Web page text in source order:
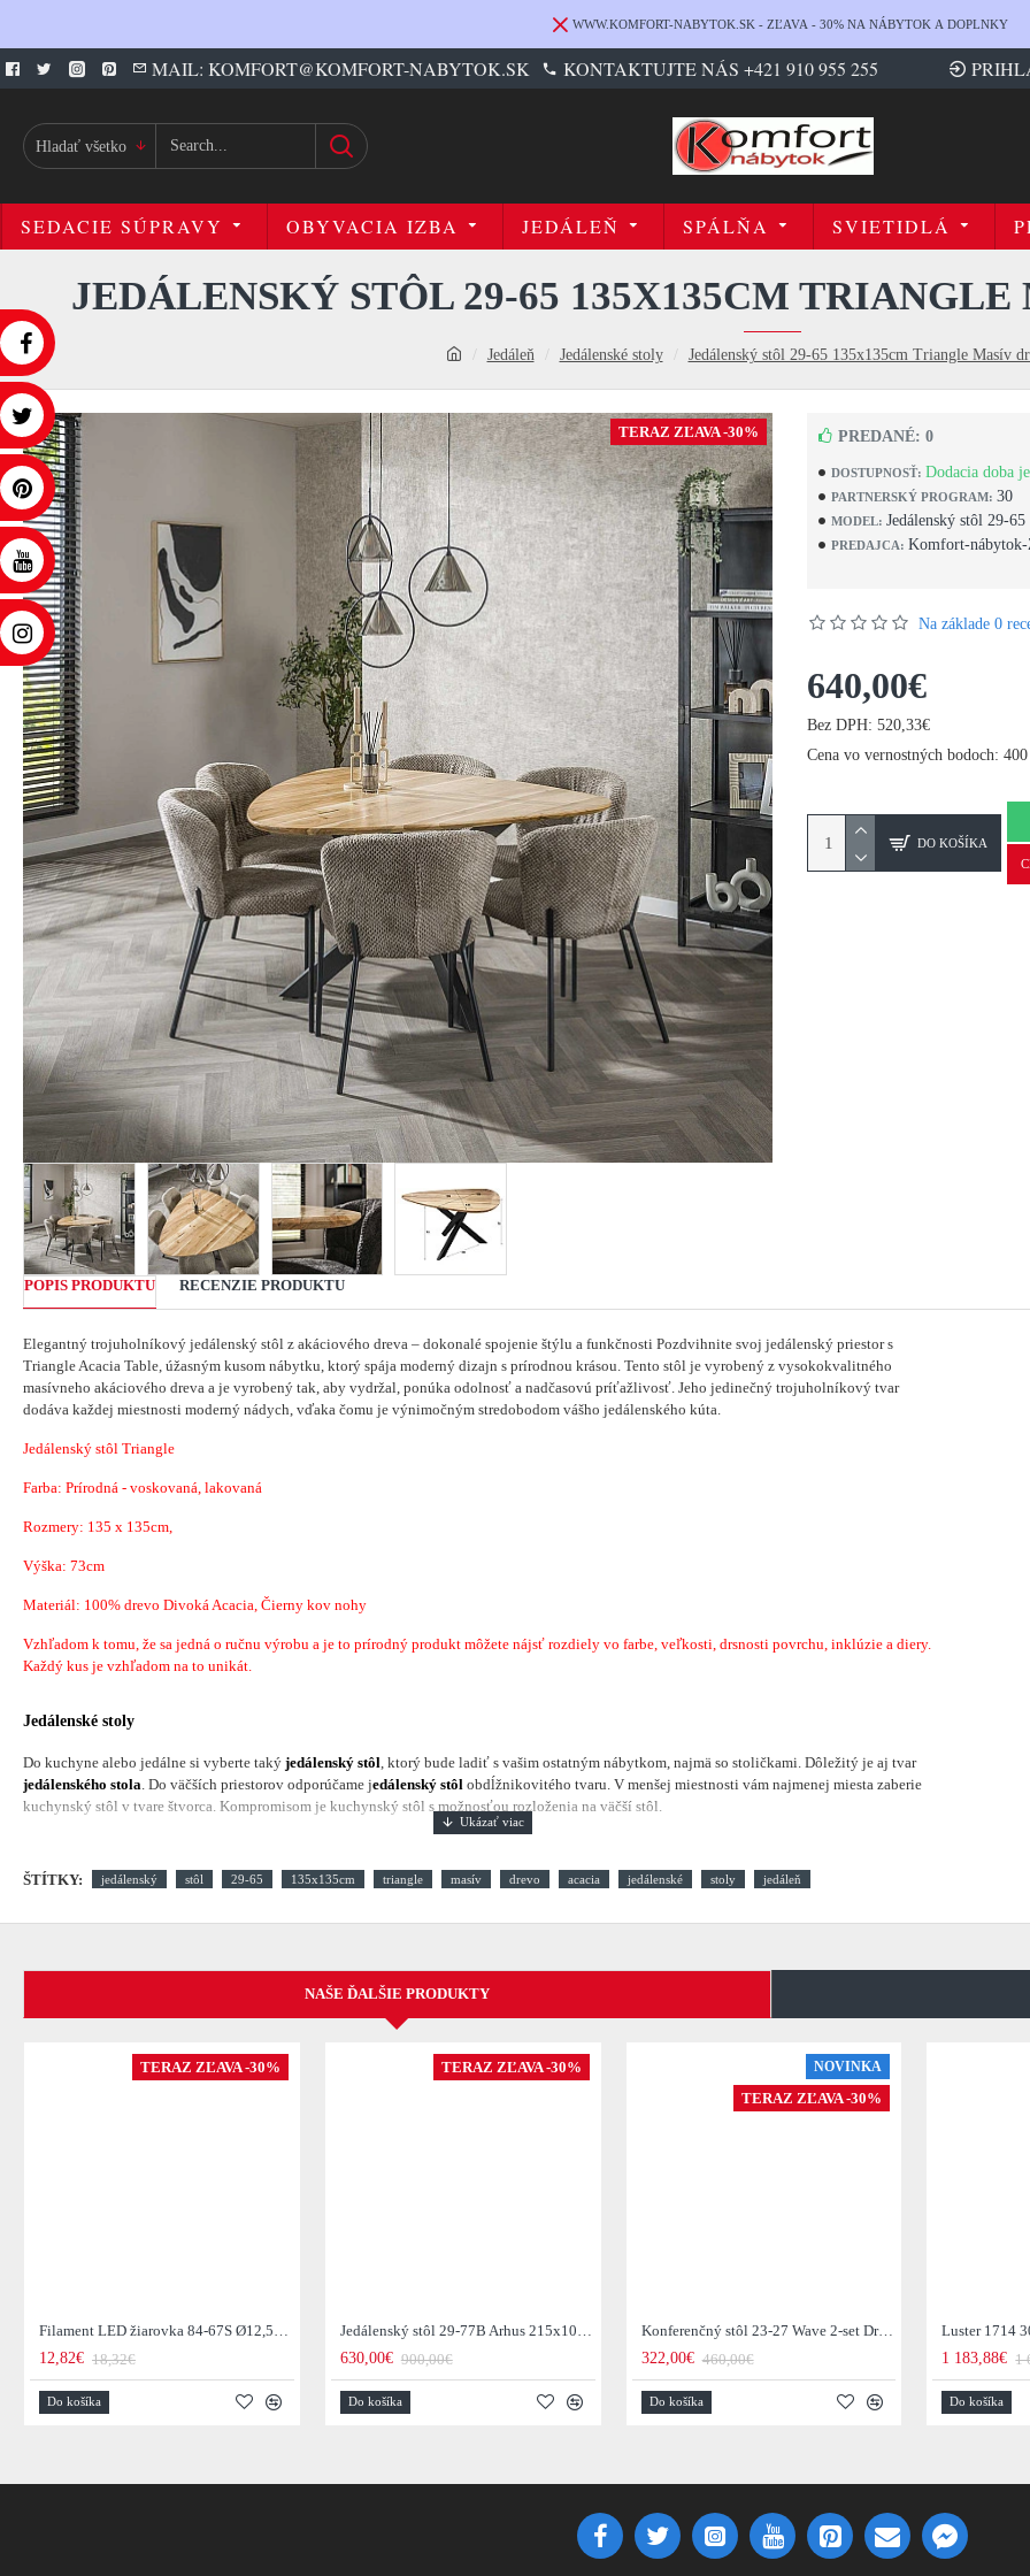
WWW.KOMFORT-NABYTOK.SK - ZĽAVA - 30% NA NÁBYTOK A DOPLNKY
MAIL: KOMFORT@KOMFORT-NABYTOK.SK KONTAKTUJTE NÁS +421 910 955 255
Hladať všetko
SEDACIE SÚPRAVY OBYVACIA IZBA JEDÁLEŇ SPÁLŇA SVIETIDLÁ
Jedáleň Jedálenské stoly Jedálenský stôl 29-65 135x135cm Triangle Masív
JEDÁLENSKÝ STÔL 29-65 135X135CM
TERAZ ZĽAVA -30%
DOSTUPNOSŤ: Dodacia doba
PARTNERSKÝ PROGRAM: 30
MODEL: Jedálenský stôl 29-65
PREDAJCA: Komfort-
PREDANÉ: 0
Na základe 0
640,00€
Bez DPH: 520,33€
Cena vo vernostných bodoch: 400
DO KOŠÍKA
POPIS PRODUKTU RECENZIE PRODUKTU
Elegantný trojuholníkový jedálenský stôl z akáciového dreva – dokonalé spojenie štýlu a funkčnosti Pozdvihnite svoj jedálenský priestor s
Triangle Acacia Table, úžasným kusom nábytku, ktorý spája moderný dizajn s prírodnou krásou. Tento stôl je vyrobený z vysokokvalitného
masívneho akáciového dreva a je vyrobený tak, aby vydržal, ponúka odolnosť a nadčasovú príťažlivosť. Jeho jedinečný trojuholníkový tvar
dodáva každej miestnosti moderný nádych, vďaka čomu je výnimočným stredobodom vášho jedálenského kúta.
Jedálenský stôl Triangle
Farba: Prírodná - voskovaná, lakovaná
Rozmery: 135 x 135cm,
Výška: 73cm
Materiál: 100% drevo Divoká Acacia, Čierny kov nohy
Vzhľadom k tomu, že sa jedná o ručnu výrobu a je to prírodný produkt môžete nájsť rozdiely vo farbe, veľkosti, drsnosti povrchu, inklúzie a diery.
Každý kus je vzhľadom na to unikát.
Jedálenské stoly
Do kuchyne alebo jedálne si vyberte taký jedálenský stôl , ktorý bude ladiť s vašim ostatným nábytkom, najmä so stoličkami. Dôležitý je aj tvar
jedálenského stola . Do väčších priestorov odporúčame jedálenský stôl obdĺžnikovitého tvaru. V menšej miestnosti vám najmenej miesta zaberie
kuchynský stôl v tvare štvorca. Kompromisom je kuchynský stôl s možnosťou rozloženia na väčší stôl.
ŠTÍTKY: jedálenský stôl 29-65 135x135cm triangle masív drevo acacia jedálenské stoly jedáleň
NAŠE ĎALŠIE PRODUKTY
TERAZ ZĽAVA -30%
Filament LED žiarovka 84-67S Ø12,5cm Smoke grey glass
12,82€ 18,32€
Do košíka
TERAZ ZĽAVA -30%
Jedálenský stôl 29-77B Arhus 215x105cm Drevo Hnedá Acacia
630,00€ 900,00€
Do košíka
NOVINKA
TERAZ ZĽAVA -30%
Konferenčný stôl 23-27 Wave 2-set Drevo Mango
322,00€ 460,00€
Do košíka
Luster 1714
1 183,88€ 1
Do košíka